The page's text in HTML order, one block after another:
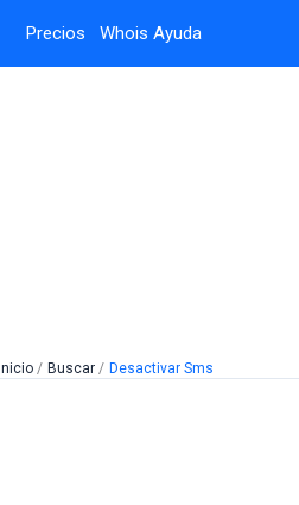
Precios Whois Ayuda
Inicio Buscar Desactivar Sms